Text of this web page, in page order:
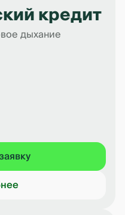
кредит
дыхание